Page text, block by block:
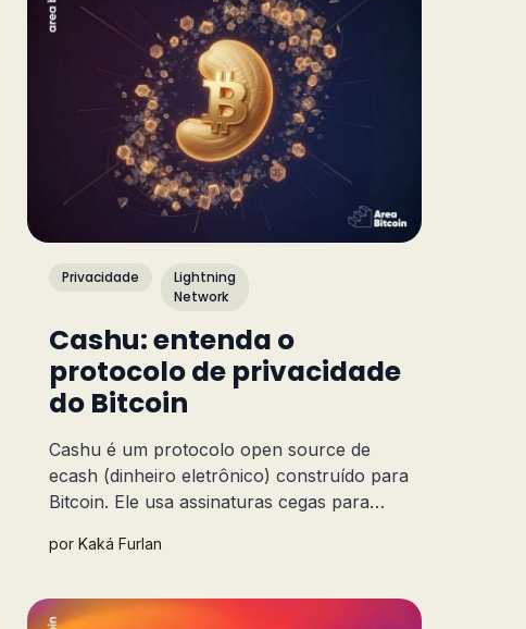
Privacidade
Lightning
Network
Cashu: entenda o
protocolo de privacidade
do Bitcoin
Cashu é um protocolo open source de
ecash (dinheiro eletrônico) construído para
Bitcoin. Ele usa assinaturas cegas para
quase gratuitas. Entenda tudo sobre o
carteiras já adotam.
porKaká Furlan